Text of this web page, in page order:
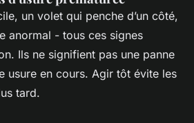
un volet qui penche d’un côté,
anormal - tous ces signes
Ils ne signifient pas une panne
usure en cours. Agir tôt évite les
tard.